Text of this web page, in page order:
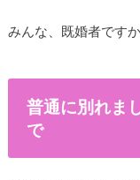
みんな、既婚者です
普通に別れま
で